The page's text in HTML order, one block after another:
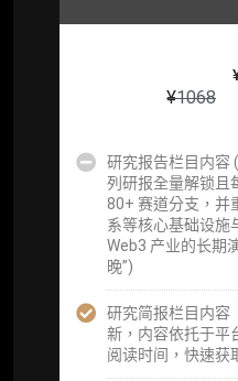
¥1068
研究报告栏目内容
列研报全量解锁且
80+ 赛道分支，并
系等核心基础设施
Web3 产业的长期
晚”)
研究简报栏目内容
新，内容依托于平
阅读时间，快速获
市场脉搏分析、融
项目融资数据库
会员周报（一周精
解锁本会员权限的
词库（支持报告内
每日内参消息推送